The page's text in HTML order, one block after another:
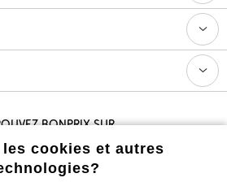
bonprix sur
cookies et autres